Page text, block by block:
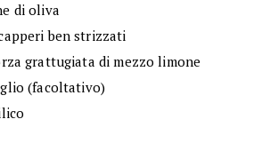
di oliva
ben strizzati
grattugiata di mezzo limone
(facoltativo)